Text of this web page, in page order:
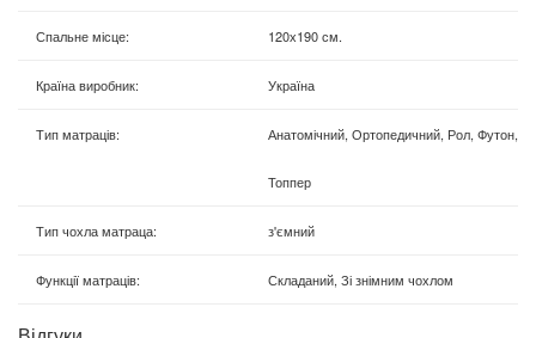
Спальне місце: 120х190 см.
Країна виробник: Україна
Тип матраців: Анатомічний, Ортопедичний, Рол, Футон,
Топпер
Тип чохла матраца: з'ємний
Функції матраців: Складаний, Зі знімним чохлом